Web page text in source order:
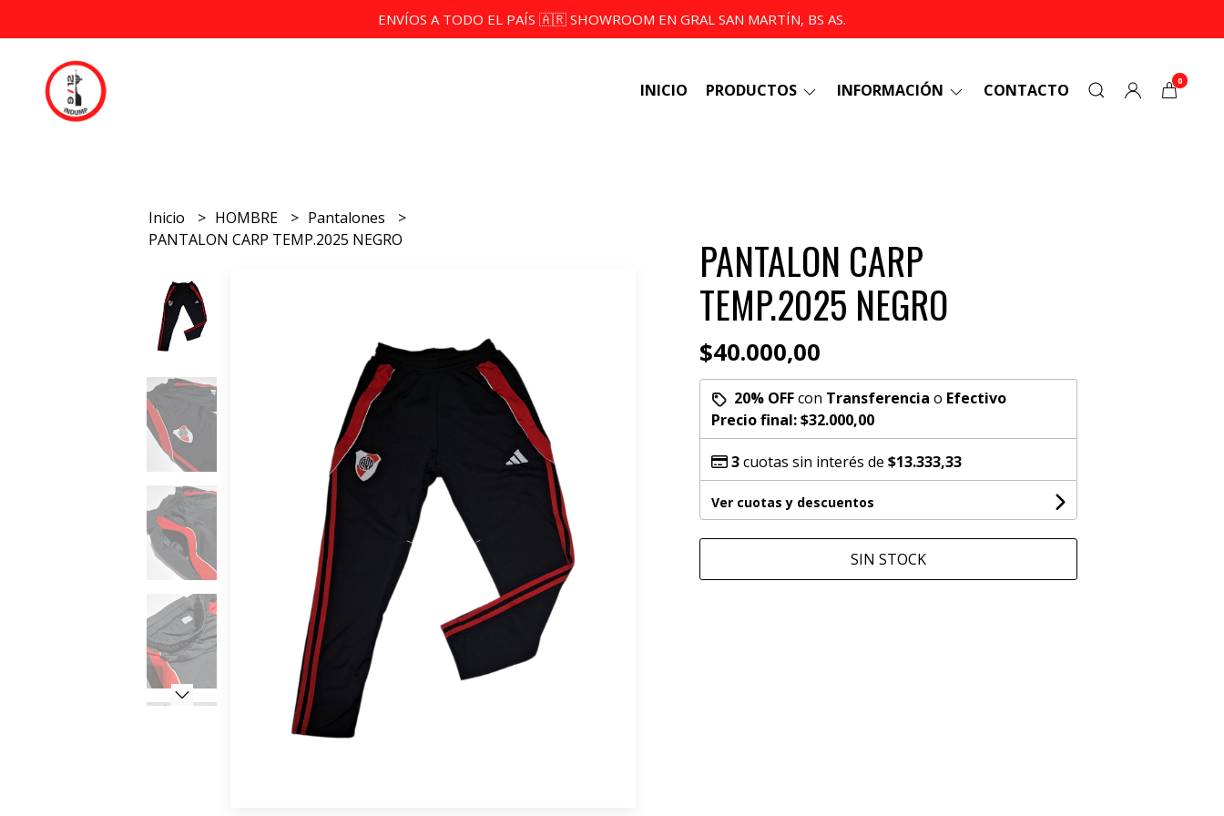
ENVÍOS A TODO EL PAÍS 🇦🇷 SHOWROOM EN GRAL SAN MARTÍN, BS AS.
INICIO PRODUCTOS INFORMACIÓN CONTACTO 0
Inicio HOMBRE
Pantalones
PANTALON CARP TEMP.2025 NEGRO
PANTALON CARP
TEMP.2025 NEGRO
$40.000,00
20% OFFcon Transferencia o Efectivo
Precio final:$32.000,00
3cuotas sin interés de $13.333,33
Ver cuotas y descuentos
SIN STOCK